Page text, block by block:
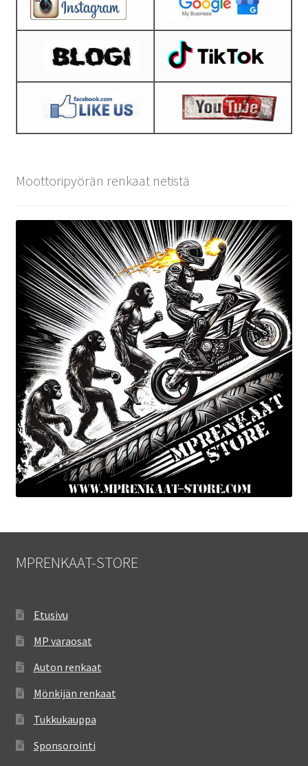
Moottoripyörän renkaat netistä
MPRENKAAT-STORE
Etusivu
MP varaosat
Auton renkaat
Mönkijän renkaat
Tukkukauppa
Sponsorointi